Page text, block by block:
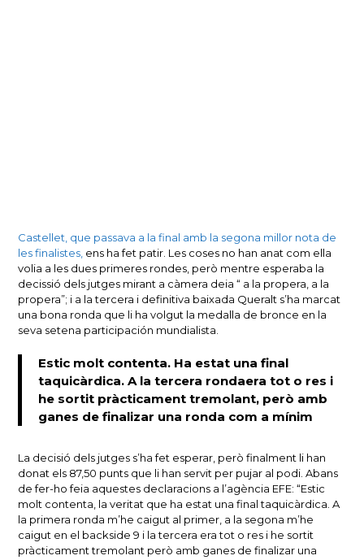
Castellet, que passava a la final amb la segona millor nota de
les finalistes, ens ha fet patir. Les coses no han anat com ella
volia a les dues primeres rondes, però mentre esperaba la
decissió dels jutges mirant a càmera deia “ a la propera, a la
propera”; i a la tercera i definitiva baixada Queralt s’ha marcat
una bona ronda que li ha volgut la medalla de bronce en la
seva setena participación mundialista.
Estic molt contenta. Ha estat una final
taquicàrdica. A la tercera rondaera tot o res i
he sortit pràcticament tremolant, però amb
ganes de finalizar una ronda com a mínim
La decisió dels jutges s’ha fet esperar, però finalment li han
donat els 87,50 punts que li han servit per pujar al podi. Abans
de fer-ho feia aquestes declaracions a l’agència EFE: “Estic
molt contenta, la veritat que ha estat una final taquicàrdica. A
la primera ronda m’he caigut al primer, a la segona m’he
caigut en el backside 9 i la tercera era tot o res i he sortit
pràcticament tremolant però amb ganes de finalizar una